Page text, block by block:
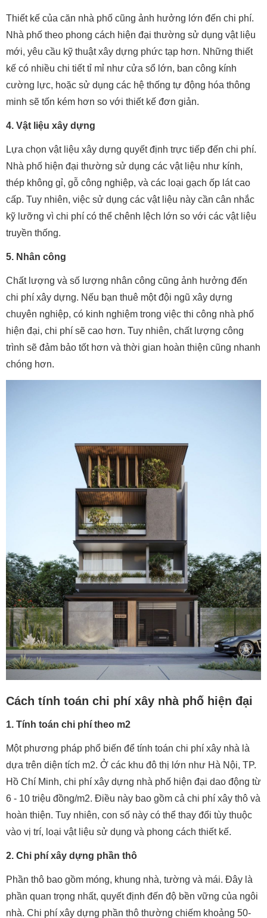
Thiết kế của căn nhà phố cũng ảnh hưởng lớn đến chi phí.
Nhà phố theo phong cách hiện đại thường sử dụng vật liệu
mới, yêu cầu kỹ thuật xây dựng phức tạp hơn. Những thiết
kế có nhiều chi tiết tỉ mỉ như cửa sổ lớn, ban công kính
cường lực, hoặc sử dụng các hệ thống tự động hóa thông
minh sẽ tốn kém hơn so với thiết kế đơn giản.
4. Vật liệu xây dựng
Lựa chọn vật liệu xây dựng quyết định trực tiếp đến chi phí.
Nhà phố hiện đại thường sử dụng các vật liệu như kính,
thép không gỉ, gỗ công nghiệp, và các loại gạch ốp lát cao
cấp. Tuy nhiên, việc sử dụng các vật liệu này cần cân nhắc
kỹ lưỡng vì chi phí có thể chênh lệch lớn so với các vật liệu
truyền thống.
5. Nhân công
Chất lượng và số lượng nhân công cũng ảnh hưởng đến
chi phí xây dựng. Nếu bạn thuê một đội ngũ xây dựng
chuyên nghiệp, có kinh nghiệm trong việc thi công nhà phố
hiện đại, chi phí sẽ cao hơn. Tuy nhiên, chất lượng công
trình sẽ đảm bảo tốt hơn và thời gian hoàn thiện cũng nhanh
chóng hơn.
Cách tính toán chi phí xây nhà phố hiện đại
1. Tính toán chi phí theo m2
Một phương pháp phổ biến để tính toán chi phí xây nhà là
dựa trên diện tích m2. Ở các khu đô thị lớn như Hà Nội, TP.
Hồ Chí Minh, chi phí xây dựng nhà phố hiện đại dao động từ
6 - 10 triệu đồng/m2. Điều này bao gồm cả chi phí xây thô và
hoàn thiện. Tuy nhiên, con số này có thể thay đổi tùy thuộc
vào vị trí, loại vật liệu sử dụng và phong cách thiết kế.
2. Chi phí xây dựng phần thô
Phần thô bao gồm móng, khung nhà, tường và mái. Đây là
phần quan trọng nhất, quyết định đến độ bền vững của ngôi
nhà. Chi phí xây dựng phần thô thường chiếm khoảng 50-